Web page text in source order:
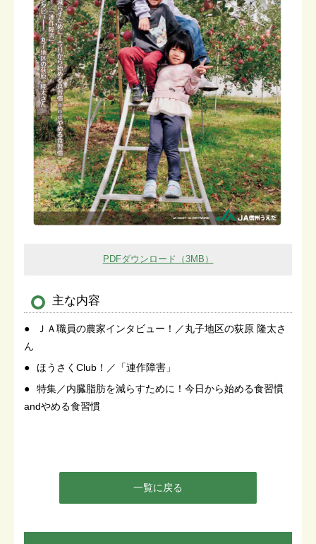
PDFダウンロード（3MB）
主な内容
ＪＡ職員の農家インタビュー！／丸子地区の荻原 隆太さ
ん
ほうさくClub！／「連作障害」
特集／内臓脂肪を減らすために！今日から始める食習慣
andやめる食習慣
一覧に戻る